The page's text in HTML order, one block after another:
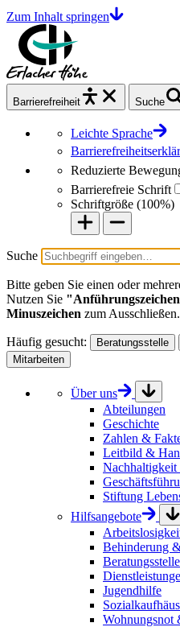
Zum Inhalt springen
Barrierefrei heit Suche
Leichte Sprache
Reduzierte
Barrierefreie Schrift
Schriftgröße (100%)
Suche
Bitte geben Sie einen oder
Nutzen Sie
Minuszeichen zum Ausschließen.
Häufig gesucht: Beratungsstelle
Mitarbeiten
Über uns
Abteilungen
Geschichte
Zahlen &
Leitbild &
Stiftung
Hilfsangebote
Behinderung
Jugendhilfe
Wohnungsnot